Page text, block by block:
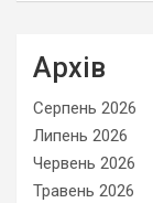
Архів
Серпень 2026
Липень 2026
Червень 2026
Травень 2026